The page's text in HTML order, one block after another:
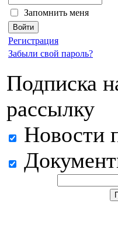
Запомнить меня
Регистрация
Забыли свой пароль?
Подписка
рассылку
Новости